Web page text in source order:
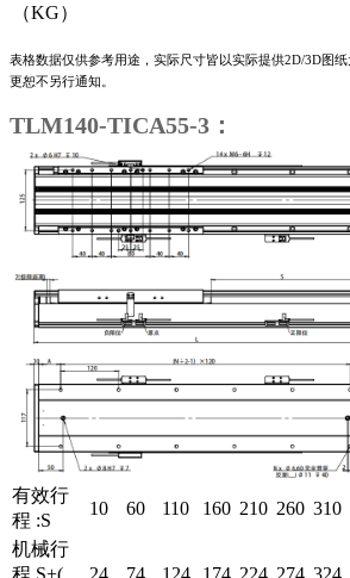
（KG）
表格数据仅供参考用途，实际尺寸皆以实际提供2D/3D图
更恕不另行通知。
TLM140-TICA55-3：
有效行
程 :S
10 60 110 160 210 260 310
机械行
程 S+(
24 74 124 174 224 274 324